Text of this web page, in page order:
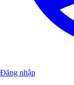
Đăng nhập